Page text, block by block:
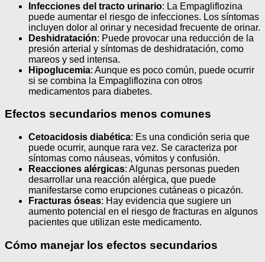
Infecciones del tracto urinario: La Empagliflozina
puede aumentar el riesgo de infecciones. Los síntomas
incluyen dolor al orinar y necesidad frecuente de orinar.
Deshidratación: Puede provocar una reducción de la
presión arterial y síntomas de deshidratación, como
mareos y sed intensa.
Hipoglucemia: Aunque es poco común, puede ocurrir
si se combina la Empagliflozina con otros
medicamentos para diabetes.
Efectos secundarios menos comunes
Cetoacidosis diabética: Es una condición seria que
puede ocurrir, aunque rara vez. Se caracteriza por
síntomas como náuseas, vómitos y confusión.
Reacciones alérgicas: Algunas personas pueden
desarrollar una reacción alérgica, que puede
manifestarse como erupciones cutáneas o picazón.
Fracturas óseas: Hay evidencia que sugiere un
aumento potencial en el riesgo de fracturas en algunos
pacientes que utilizan este medicamento.
Cómo manejar los efectos secundarios